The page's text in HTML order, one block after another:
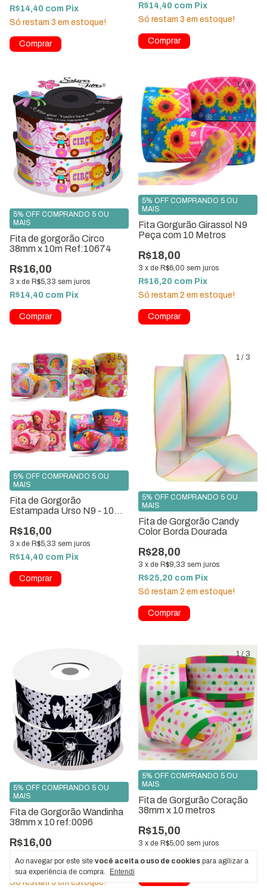
Ao navegar por este site você aceita o uso de cookies para agilizar a
sua experiência de compra.
Entendi
R$14,40 com Pix
Só restam 3 em estoque!
R$14,40 com Pix
Só restam 3 em estoque!
Fita de gorgorão Circo
38mm x 10m Ref:10674
R$16,00
3 x de R$5,33 sem juros
5% OFF COMPRANDO 5 OU
MAIS
R$14,40 com Pix
1/4
Fita Gorgurão Girassol N9
Peça com 10 Metros
R$18,00
3 x de R$6,00 sem juros
5% OFF COMPRANDO 5 OU
MAIS
R$16,20 com Pix
Só restam 2 em estoque!
1/5
Fita de Gorgorão
Estampada Urso N9 - 10
R$16,00
3 x de R$5,33 sem juros
5% OFF COMPRANDO 5 OU
MAIS
R$14,40 com Pix
Comprar
1 / 3
Fita de Gorgorão Candy
Color Borda Dourada
R$28,00
3 x de R$9,33 sem juros
5% OFF COMPRANDO 5 OU
MAIS
R$25,20 com Pix
Só restam 2 em estoque!
Comprar
Fita de Gorgorão Wandinha
38mm x 10 ref:0096
R$16,00
5% OFF COMPRANDO 5 OU
MAIS
R$14,40com Pix
Só restam 3 em estoque!
1/ 3
Fita de Gorgurão Coração
38mm x 10 metros
R$15,00
3 x de R$5,00 sem juros
5% OFF COMPRANDO 5 OU
MAIS
R$13,50 com